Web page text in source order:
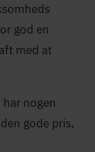
god en
med at
nogen
gode pris,